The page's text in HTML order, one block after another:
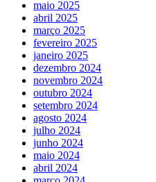
maio 2025
abril 2025
março 2025
fevereiro 2025
janeiro 2025
dezembro 2024
novembro 2024
outubro 2024
setembro 2024
agosto 2024
julho 2024
junho 2024
maio 2024
abril 2024